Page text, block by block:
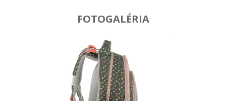
FOTOGALÉRIA